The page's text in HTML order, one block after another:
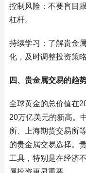
控制风险：不要盲目
杠杆。
持续学习：了解贵金
化，及时调整投资策略
四、贵金属交易的趋
全球黄金的总价值在
20万亿美元的新高。
所、上海期货交易所
的贵金属交易选择。
工具，特别是在经济